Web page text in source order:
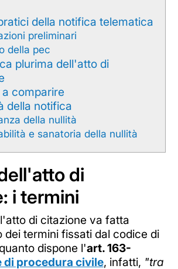
della notifica telematica
preliminari
della pec
plurima dell'atto di
comparire
della notifica
della nullità
e sanatoria della nullità
di
i termini
di citazione va fatta
dei termini fissati dal codice di
dispone l'art. 163-
di procedura civile, infatti, "tra